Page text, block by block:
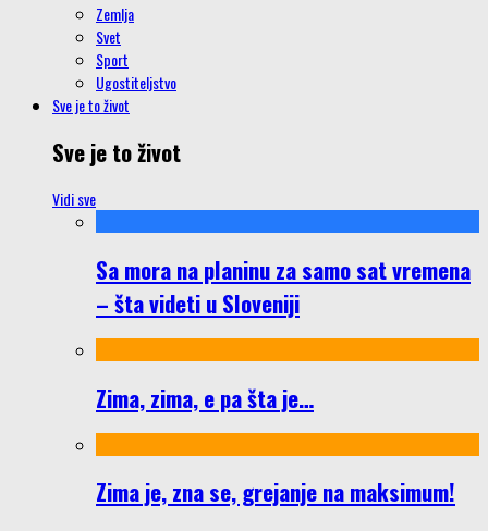
Zemlja
Svet
Sport
Ugostiteljstvo
Sve je to život
Sve je to život
Vidi sve
Sa mora na planinu za samo sat vremena
– šta videti u Sloveniji
Zima, zima, e pa šta je…
Zima je, zna se, grejanje na maksimum!